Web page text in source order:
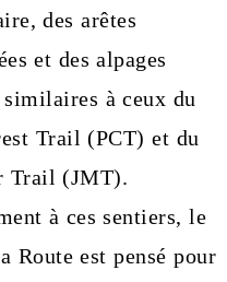
des arêtes
et des alpages
à ceux du
Trail (PCT) et du
Trail (JMT).
à ces sentiers, le
Route est pensé pour